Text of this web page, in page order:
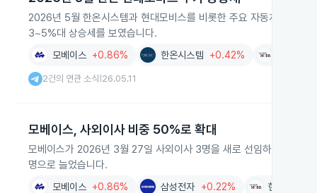
2026년 5월 한온시스템과 현대모비스를 비롯한 주요 자동차 부품
3~5%대 상승세를 보였습니다.
모베이스 +0.86% 한온시스템 +0.42%
2건의 연관 소식 26.05.11
모베이스, 사외이사 비중 50%로 확대
모베이스가 2026년 3월 27일 사외이사 3명을 새로 선임하며 이사
명으로 늘었습니다.
모베이스 +0.86% 삼성전자 +0.22% 현대모비스